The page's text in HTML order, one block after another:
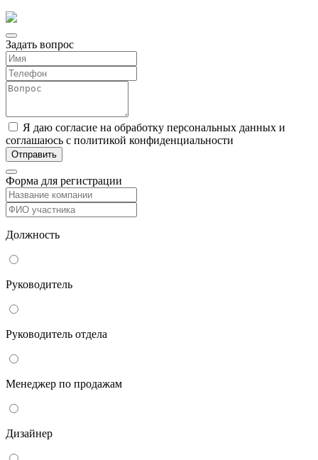
Задать вопрос
Я даю согласие на обработку персональных данных и
соглашаюсь с политикой конфиденциальности
Форма для регистрации
Должность
Руководитель
Руководитель отдела
Менеджер по продажам
Дизайнер